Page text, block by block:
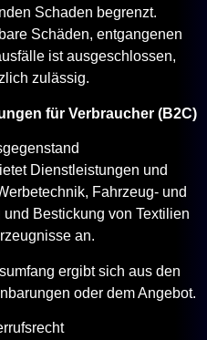
Schaden begrenzt.
Schäden, entgangenen
ist ausgeschlossen,
zulässig.
für Verbraucher (B2C)
Dienstleistungen und
Fahrzeug- und
Bestickung von Textilien
an.
ergibt sich aus den
oder dem Angebot.